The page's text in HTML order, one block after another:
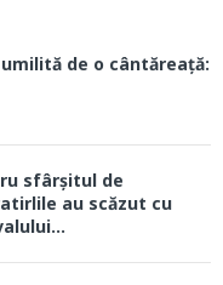
de o cântăreață:
sfârșitul de
au scăzut cu